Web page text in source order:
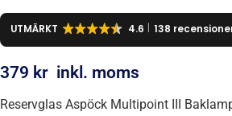
UTMÄRKT 4.6 138
379 kr inkl. moms
Reservglas Aspöck Multipoint III